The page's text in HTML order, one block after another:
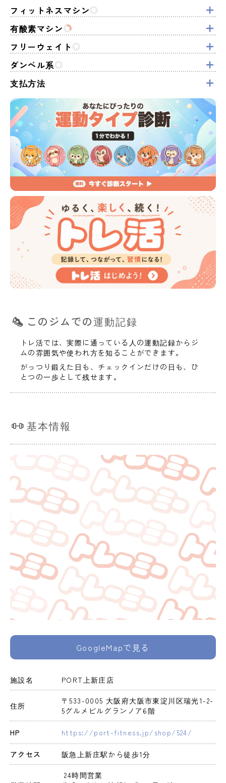
フィットネスマシン
有酸素マシン
フリーウェイト
ダンベル系
支払方法
このジムでの運動記録
トレ活では、実際に通っている人の運動記録からジ
ムの雰囲気や使われ方を知ることができます。
がっつり鍛えた日も、チェックインだけの日も、ひ
とつの一歩として残せます。
基本情報
GoogleMapで見る
施設名 PORT上新庄店
住所
〒533-0005 大阪府大阪市東淀川区瑞光1-2-
5グルメビルグランノア6階
HP https://port-fitness.jp/shop/524/
アクセス 阪急上新庄駅から徒歩1分
24時間営業